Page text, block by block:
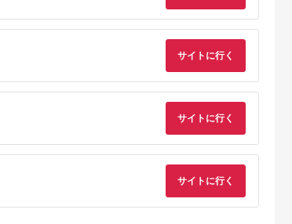
サイトに行く
サイトに行く
サイトに行く